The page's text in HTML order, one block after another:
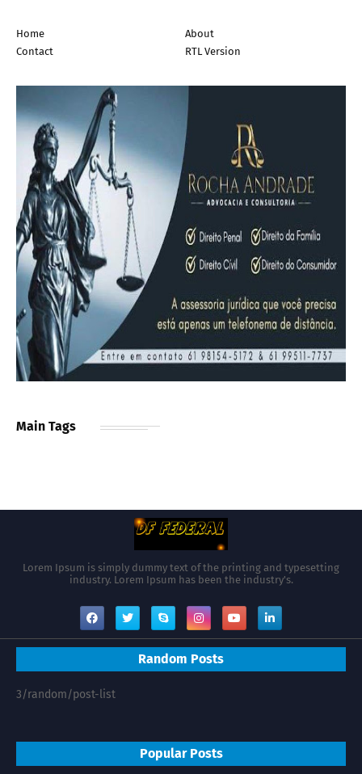
Home
About
Contact
RTL Version
Main Tags
Lorem Ipsum is simply dummy text of the printing and typesetting
industry. Lorem Ipsum has been the industry's.
Random Posts
3/random/post-list
Popular Posts